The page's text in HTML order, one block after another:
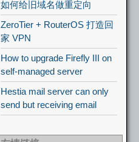
如何给旧域名做重定向
ZeroTier + RouterOS 打造回
家 VPN
How to upgrade Firefly III on
self-managed server
Hestia mail server can only
send but receiving email